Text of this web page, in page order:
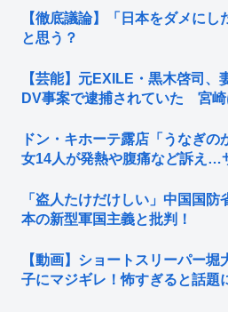
【徹底議論】「日本をダメに
と思う？
【芸能】元EXILE・黒木啓司、
DV事案で逮捕されていた 宮崎
ドン・キホーテ露店「うなぎ
女14人が発熱や腹痛など訴え…
「盗人たけだけしい」中国国
本の新型軍国主義と批判！
【動画】ショートスリーパー
子にマジギレ！怖すぎると話題